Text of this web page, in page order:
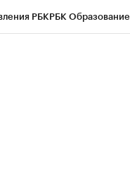
РБКРБК Образование